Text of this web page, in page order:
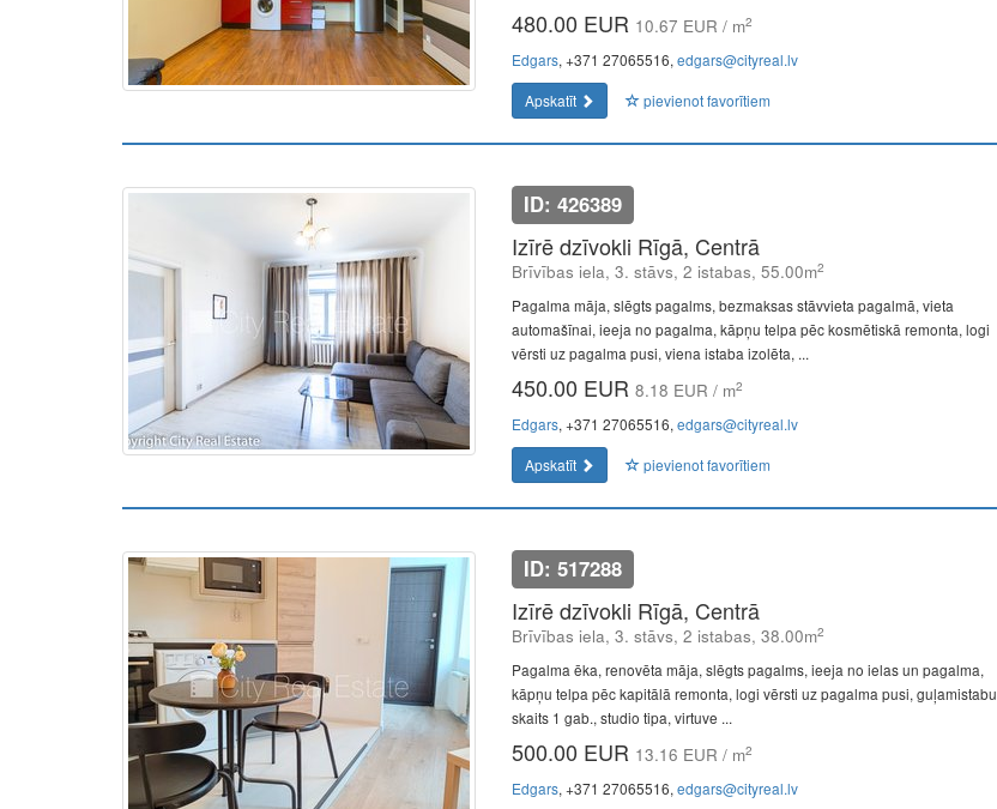
480.00 EUR 10.67 EUR / m2
Edgars, +371 27065516, edgars@cityreal.lv
Apskatīt
pievienot favorītiem
ID: 426389
Izīrē dzīvokli Rīgā, Centrā
Brīvības iela, 3. stāvs, 2 istabas, 55.00m2
Pagalma māja, slēgts pagalms, bezmaksas stāvvieta pagalmā, vieta
automašīnai, ieeja no pagalma, kāpņu telpa pēc kosmētiskā remonta, logi
vērsti uz pagalma pusi, viena istaba izolēta, ...
450.00 EUR 8.18 EUR / m2
Edgars, +371 27065516, edgars@cityreal.lv
Apskatīt
pievienot favorītiem
ID: 517288
Izīrē dzīvokli Rīgā, Centrā
Brīvības iela, 3. stāvs, 2 istabas, 38.00m2
Pagalma ēka, renovēta māja, slēgts pagalms, ieeja no ielas un pagalma,
kāpņu telpa pēc kapitālā remonta, logi vērsti uz pagalma pusi, guļamistabu
skaits 1 gab., studio tipa, virtuve ...
500.00 EUR 13.16 EUR / m2
Edgars, +371 27065516, edgars@cityreal.lv